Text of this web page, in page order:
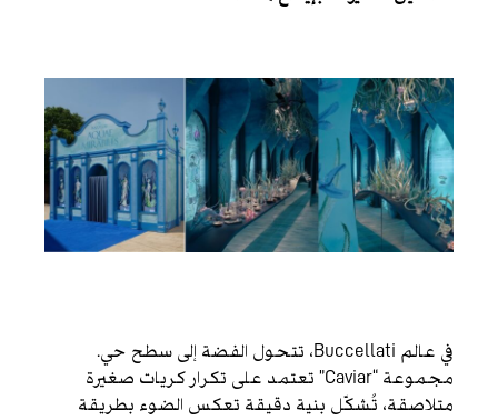
في عالم Buccellati، تتحول الفضة إلى سطح حي.
مجموعة “Caviar” تعتمد على تكرار كريات صغيرة
متلاصقة، تُشكّل بنية دقيقة تعكس الضوء بطريقة